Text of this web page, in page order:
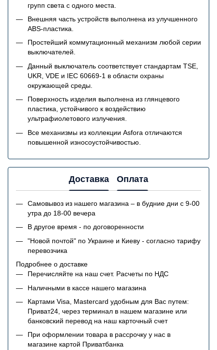
групп света с одного места.
Внешняя часть устройств выполнена из улучшенного
ABS-пластика.
Простейший коммутационный механизм любой серии
выключателей.
Данный выключатель соответствует стандартам TSE,
UKR, VDE и IEC 60669-1 в области охраны
окружающей среды.
Поверхность изделия выполнена из глянцевого
пластика, устойчивого к воздействию
ультрафиолетового излучения.
Все механизмы из коллекции Asfora отличаются
повышенной износоустойчивостью.
Доставка Оплата
Самовывоз из нашего магазина – в будние дни с 9-00
утра до 18-00 вечера
В другое время - по договоренности
"Новой почтой" по Украине и Киеву - согласно тарифу
перевозчика
Подробнее о доставке
Перечисляйте на наш счет. Расчеты по НДС
Наличными в кассе нашего магазина
Картами Visa, Mastercard удобным для Вас путем:
Приват24, через терминал в нашем магазине или
банковский перевод на наш карточный счет
При оформлении товара в рассрочку у нас в
магазине картой Приватбанка